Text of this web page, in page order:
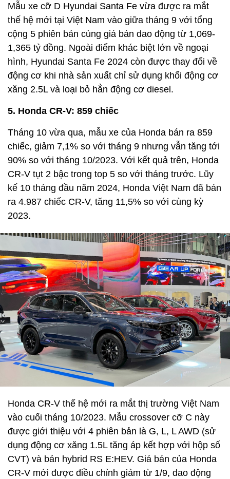
Mẫu xe cỡ D Hyundai Santa Fe vừa được ra mắt
thế hệ mới tại Việt Nam vào giữa tháng 9 với tổng
cộng 5 phiên bản cùng giá bán dao động từ 1,069-
1,365 tỷ đồng. Ngoài điểm khác biệt lớn về ngoại
hình, Hyundai Santa Fe 2024 còn được thay đổi về
động cơ khi nhà sản xuất chỉ sử dụng khối động cơ
xăng 2.5L và loại bỏ hẳn động cơ diesel.
5. Honda CR-V: 859 chiếc
Tháng 10 vừa qua, mẫu xe của Honda bán ra 859
chiếc, giảm 7,1% so với tháng 9 nhưng vẫn tăng tới
90% so với tháng 10/2023. Với kết quả trên, Honda
CR-V tụt 2 bậc trong top 5 so với tháng trước. Lũy
kế 10 tháng đầu năm 2024, Honda Việt Nam đã bán
ra 4.987 chiếc CR-V, tăng 11,5% so với cùng kỳ
2023.
Honda CR-V thế hệ mới ra mắt thị trường Việt Nam
vào cuối tháng 10/2023. Mẫu crossover cỡ C này
được giới thiệu với 4 phiên bản là G, L, L AWD (sử
dụng động cơ xăng 1.5L tăng áp kết hợp với hộp số
CVT) và bản hybrid RS E:HEV. Giá bán của Honda
CR-V mới được điều chỉnh giảm từ 1/9, dao động